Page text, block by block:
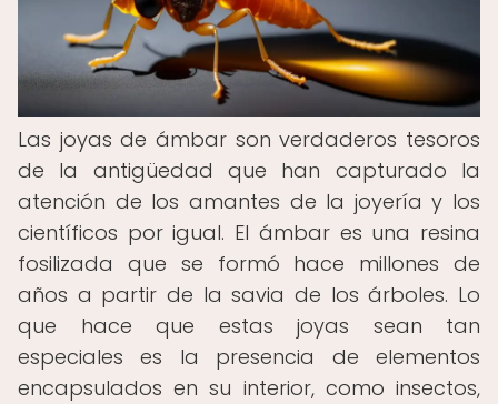
Las joyas de ámbar son verdaderos tesoros
de la antigüedad que han capturado la
atención de los amantes de la joyería y los
científicos por igual. El ámbar es una resina
fosilizada que se formó hace millones de
años a partir de la savia de los árboles. Lo
que hace que estas joyas sean tan
especiales es la presencia de elementos
encapsulados en su interior, como insectos,